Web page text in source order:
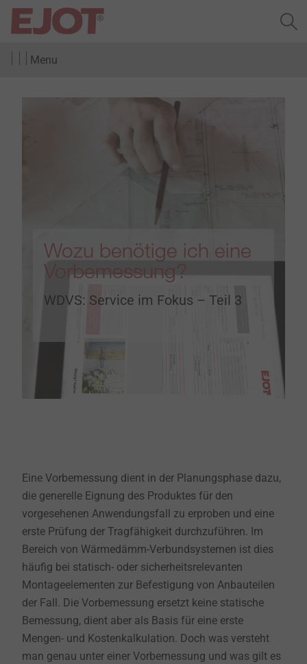
Menu
Wozu benötige ich eine
Vorbemessung?
WDVS: Service im Fokus – Teil 3
Eine Vorbemessung dient in der Planungsphase dazu,
die generelle Eignung des Produktes für den
vorgesehenen Anwendungsfall zu erproben und eine
erste Prüfung der Tragfähigkeit durchzuführen. Im
Bereich von Wärmedämm-Verbundsystemen ist dies
häufig bei statisch- oder sicherheitsrelevanten
Montageelementen zur Befestigung von Anbauteilen
der Fall. Die Vorbemessung ersetzt keine statische
Bemessung, dient aber als Basis für eine erste
Mengen- und Kostenkalkulation. Doch was versteht
man genau unter einer Vorbemessung und was gilt es